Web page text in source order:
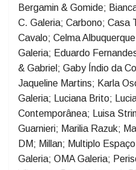
LISTA DE GALERIAS
A Gentil Carioca, AM
60; Anita Schwartz;
Bergamin & Gomide;
C. Galeria; Carbono; Casa
Cavalo; Celma
Galeria; Eduardo
& Gabriel; Gaby Índio da
Jaqueline Martins; Karla
Galeria; Luciana Brito;
Contemporânea; Luisa